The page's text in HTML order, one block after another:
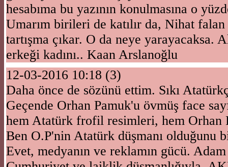
hesabıma bu yazının konulmasına o
Umarım birileri de katılır da, Nihat falan
tartışma çıkar. O da neye yarayacaksa.
erkeği kadını.. Kaan Arslanoğlu
12-03-2016 10:18 (3)
Daha önce de sözünü ettim. Sıkı
Geçende Orhan Pamuk'u övmüş face
hem Atatürk frofil resimleri, hem Orhan
Ben O.P'nin Atatürk düşmanı olduğunu
Evet, medyanın ve reklamın gücü.